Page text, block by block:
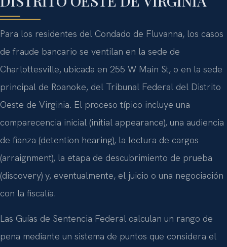
Para los residentes del Condado de Fluvanna, los casos
de fraude bancario se ventilan en la sede de
Charlottesville, ubicada en 255 W Main St, o en la sede
principal de Roanoke, del Tribunal Federal del Distrito
Oeste de Virginia. El proceso típico incluye una
comparecencia inicial (initial appearance), una audiencia
de fianza (detention hearing), la lectura de cargos
(arraignment), la etapa de descubrimiento de prueba
(discovery) y, eventualmente, el juicio o una negociación
con la fiscalía.
Las Guías de Sentencia Federal calculan un rango de
pena mediante un sistema de puntos que considera el